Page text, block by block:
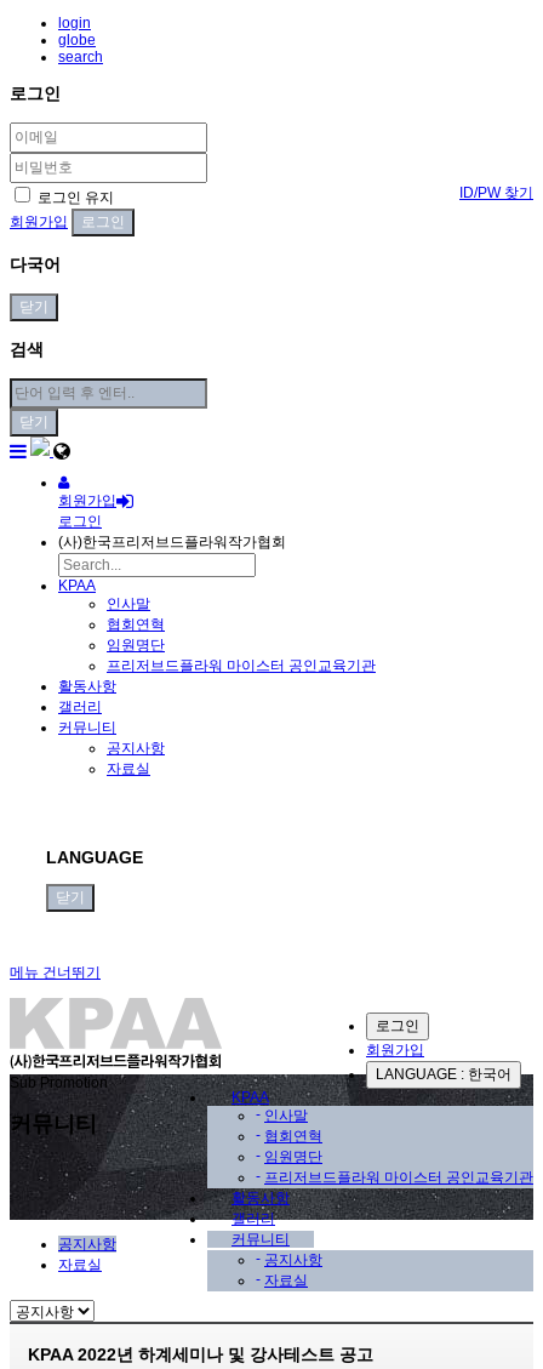
login
globe
search
로그인
ID/PW 찾기
로그인 유지
회원가입
다국어
닫기
검색
닫기
회원가입
로그인
(사)한국프리저브드플라워작가협회
KPAA
인사말
협회연혁
임원명단
프리저브드플라워 마이스터 공인교육기관
활동사항
갤러리
커뮤니티
공지사항
자료실
LANGUAGE
닫기
메뉴 건너뛰기
로그인
회원가입
LANGUAGE : 한국어
KPAA
- 인사말
- 협회연혁
- 임원명단
- 프리저브드플라워 마이스터 공인교육기관
활동사항
갤러리
커뮤니티
- 공지사항
- 자료실
Sub Promotion
커뮤니티
공지사항
자료실
KPAA 2022년 하계세미나 및 강사테스트 공고